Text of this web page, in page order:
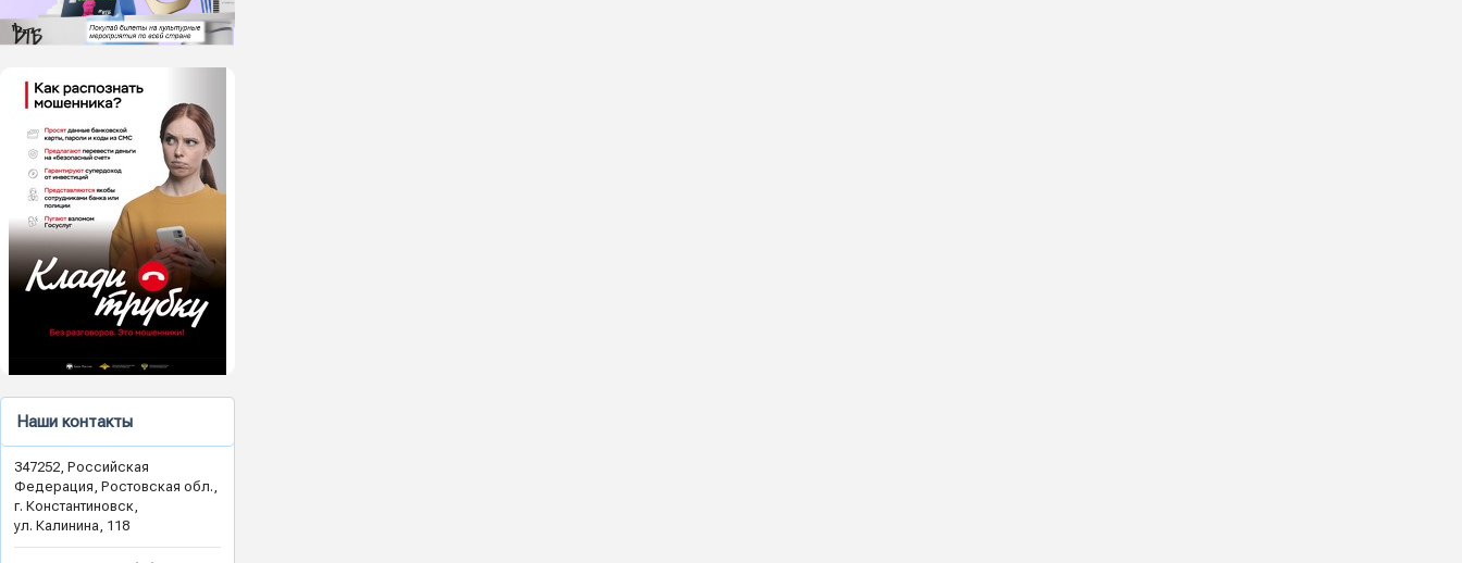
Наши контакты
347252, Российская
Федерация, Ростовская обл.,
г. Константиновск,
ул. Калинина, 118